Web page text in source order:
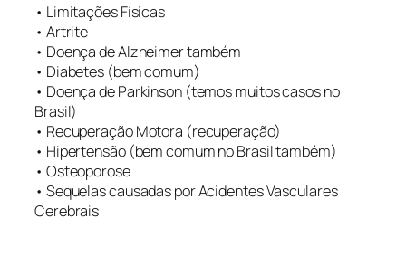
• Limitações Físicas
• Artrite
• Doença de Alzheimer também
• Diabetes (bem comum)
• Doença de Parkinson (temos muitos casos no
Brasil)
• Recuperação Motora (recuperação)
• Hipertensão (bem comum no Brasil também)
• Osteoporose
• Sequelas causadas por Acidentes Vasculares
Cerebrais